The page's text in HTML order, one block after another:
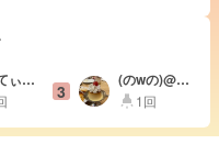
ぃ
ﾍﾞﾝｷ
3
(のwの)@夏
休み
highlight 1回